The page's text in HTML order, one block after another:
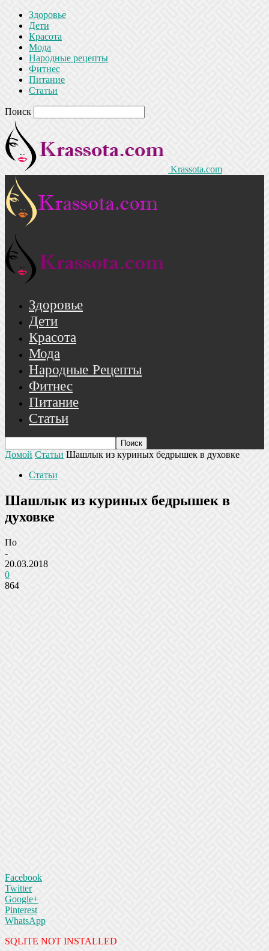
Здоровье
Дети
Красота
Мода
Народные рецепты
Фитнес
Питание
Статьи
Поиск
Krassota.com
Здоровье
Дети
Красота
Мода
Народные Рецепты
Фитнес
Питание
Статьи
Домой Статьи Шашлык из куриных бедрышек в духовке
Статьи
Шашлык из куриных бедрышек в
духовке
По
-
20.03.2018
0
864
Facebook
Twitter
Google+
Pinterest
WhatsApp
SQLITE NOT INSTALLED